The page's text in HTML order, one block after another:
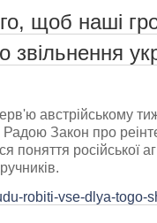
щоб наші
австрійському
Закон про
поняття російської
robiti-vse-dlya-